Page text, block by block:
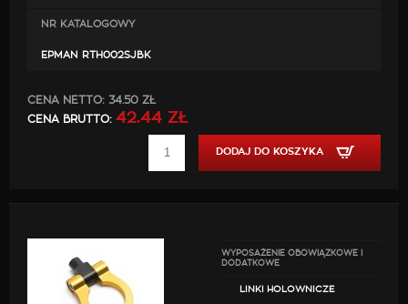
NR KATALOGOWY
EPMAN RTH002SJBK
CENA NETTO: 34.50 ZŁ
CENA BRUTTO: 42.44 ZŁ
DODAJ DO KOSZYKA
WYPOSAŻENIE OBOWIĄZKOWE I
DODATKOWE
LINKI HOLOWNICZE